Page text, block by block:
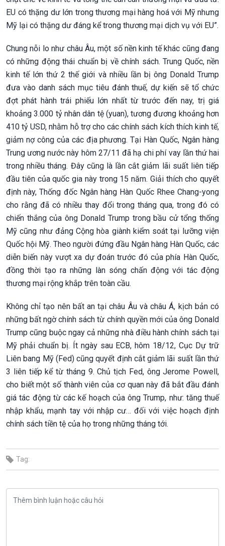
EU có thặng dư lớn trong thương mại hàng hoá với Mỹ nhưng
Mỹ lại có thặng dư đáng kể trong thương mại dịch vụ với EU”.
Chung nỗi lo như châu Âu, một số nền kinh tế khác cũng đang
có những động thái chuẩn bị về chính sách. Trung Quốc, nền
kinh tế lớn thứ 2 thế giới và nhiều lần bị ông Donald Trump
đưa vào danh sách mục tiêu đánh thuế, dự kiến sẽ tổ chức
đợt phát hành trái phiếu lớn nhất từ trước đến nay, trị giá
khoảng 3.000 tỷ nhân dân tệ (yuan), tương đương khoảng hơn
410 tỷ USD, nhằm hỗ trợ cho các chính sách kích thích kinh tế,
giảm nợ công của các địa phương. Tại Hàn Quốc, Ngân hàng
Trung ương nước này hôm 27/11 đã hạ chi phí vay lần thứ hai
trong nhiều tháng. Đây cũng là lần cắt giảm lãi suất liên tiếp
đầu tiên của quốc gia này trong 15 năm. Giải thích cho quyết
định này, Thống đốc Ngân hàng Hàn Quốc Rhee Chang-yong
cho rằng đã có nhiều thay đổi trong tháng qua, trong đó có
chiến thắng của ông Donald Trump trong bầu cử tổng thống
Mỹ cũng như đảng Cộng hòa giành kiểm soát tại lưỡng viện
Quốc hội Mỹ. Theo người đứng đầu Ngân hàng Hàn Quốc, các
diễn biến này vượt xa dự đoán trước đó của phía Hàn Quốc,
đồng thời tạo ra những làn sóng chấn động với tác động
thương mại rộng khắp trên toàn cầu.
Không chỉ tạo nên bất an tại châu Âu và châu Á, kịch bản có
những bất ngờ chính sách từ chính quyền mới của ông Donald
Trump cũng buộc ngay cả những nhà điều hành chính sách tại
Mỹ phải chuẩn bị. Ít ngày sau ECB, hôm 18/12, Cục Dự trữ
Liên bang Mỹ (Fed) cũng quyết định cắt giảm lãi suất lần thứ
3 liên tiếp kể từ tháng 9. Chủ tịch Fed, ông Jerome Powell,
cho biết một số thành viên của cơ quan này đã bắt đầu đánh
giá tác động từ các kế hoạch của ông Trump, như: tăng thuế
nhập khẩu, mạnh tay với nhập cư… đối với việc hoạch định
chính sách tiền tệ của họ trong những tháng tới.
Tag: